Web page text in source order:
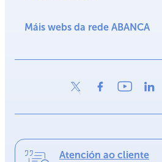
Máis webs da rede ABANCA
Atención ao cliente